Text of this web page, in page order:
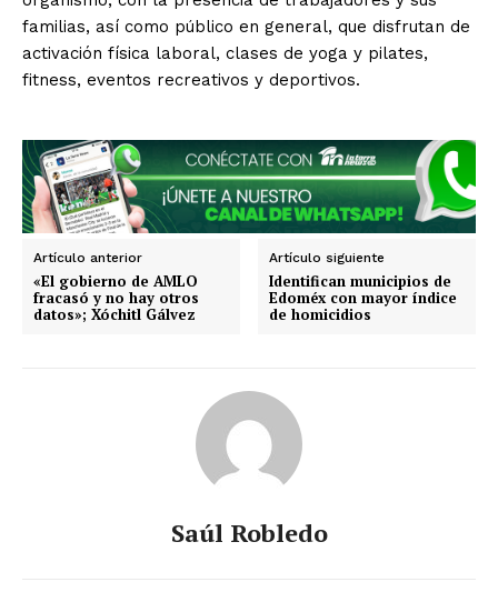
Tlaxcala Tamaulipas Tabasco
Sonora
Sinaloa
San Luis Potosí Quintana Roo
Querétaro Puebla Oaxaca
Nuevo León
familias, así como público en general, que disfrutan de
activación física laboral, clases de yoga y pilates,
fitness, eventos recreativos y deportivos.
Artículo anterior
«El gobierno de AMLO
fracasó y no hay otros
datos»; Xóchitl Gálvez
Artículo siguiente
Identifican municipios de
Edoméx con mayor índice
de homicidios
Saúl Robledo